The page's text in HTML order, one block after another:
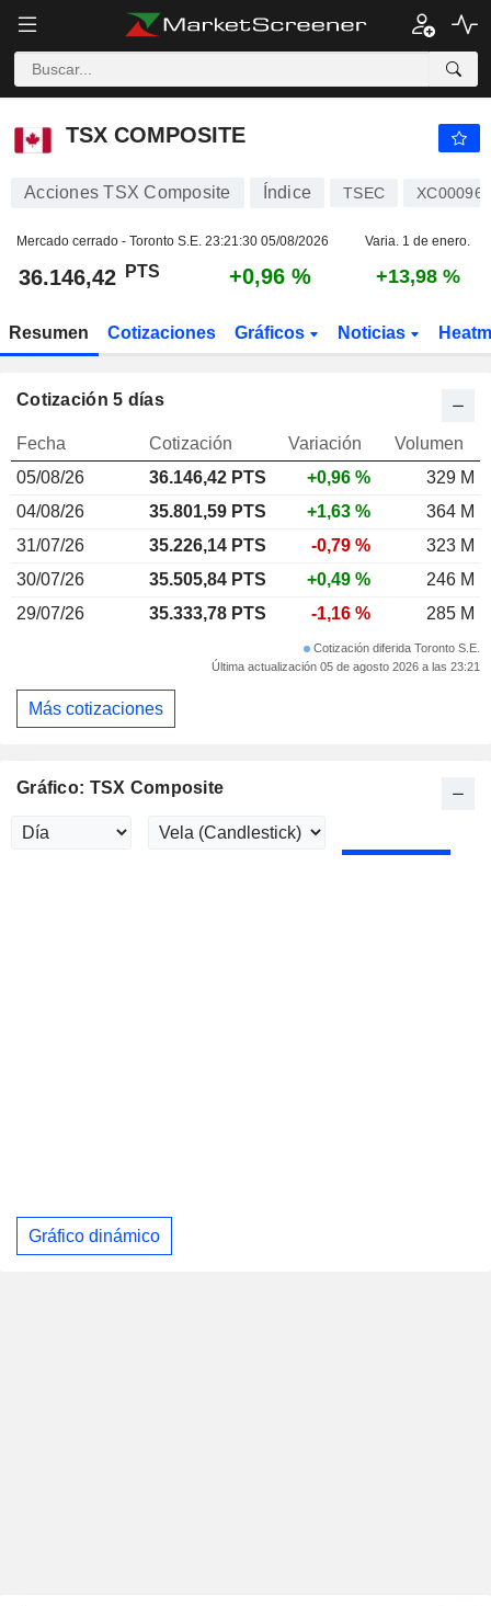
TSX COMPOSITE
TSX COMPOSITE
Acciones TSX Composite Índice TSEC
Mercado cerrado - Toronto S.E. 23:21:30 05/08/2026 Varia. 1 de enero.
36.146,42 PTS +0,96 % +13,98 %
Resumen Cotizaciones Gráficos Noticias
Gráfico: TSX Composite
Gráfico dinámico
Cotización 5 días
Fecha Cotización Variación
Volumen
05/08/26
36.146,42 PTS +0,96 %
329 M
04/08/26
35.801,59 PTS +1,63 %
364 M
31/07/26
35.226,14 PTS -0,79 %
323 M
30/07/26
35.505,84 PTS +0,49 %
246 M
29/07/26
35.333,78 PTS -1,16 % 285 M
Cotización diferida Toronto S.E.
Última actualización 05 de agosto 2026 a las 23:21
Más cotizaciones